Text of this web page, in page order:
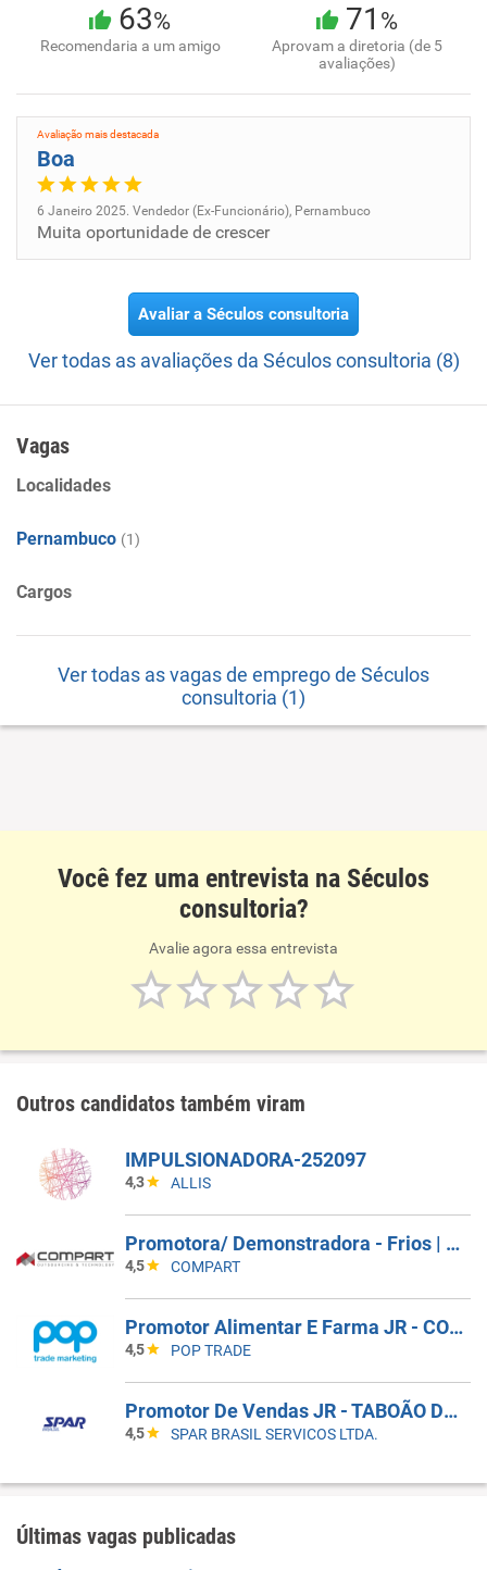
63%
Recomendaria a um amigo
71 %
Aprovam a diretoria (de 5
avaliações)
Avaliação mais destacada
Boa
6 Janeiro 2025. Vendedor (Ex-Funcionário), Pernambuco
Muita oportunidade de crescer
Avaliar a Séculos consultoria
Ver todas as avaliações da Séculos consultoria (8)
Vagas
Localidades
Pernambuco (1)
Cargos
Ver todas as vagas de emprego de Séculos
consultoria (1)
Você fez uma entrevista na Séculos
consultoria?
Avalie agora essa entrevista
Outros candidatos também viram
IMPULSIONADORA-252097
4,3 ALLIS
Promotora/ Demonstradora - Frios | Jacareí (SP)
4,5 COMPART
Promotor Alimentar E Farma JR - COBERTURA DE AFASTAMENTO _ GUARULHOS_SP
4,5 POP TRADE
Promotor De Vendas JR - TABOÃO DA SERRA - COBERTURA DE FERIAS
4,5 SPAR BRASIL SERVICOS LTDA.
Últimas vagas publicadas